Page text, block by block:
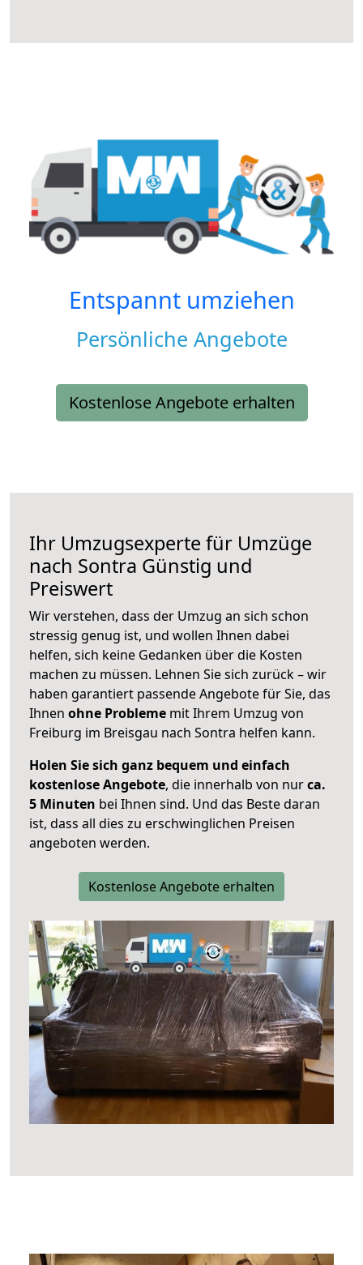
Entspannt umziehen
Persönliche Angebote
Kostenlose Angebote erhalten
Ihr Umzugsexperte für Umzüge
nach Sontra Günstig und
Preiswert
Wir verstehen, dass der Umzug an sich schon
stressig genug ist, und wollen Ihnen dabei
helfen, sich keine Gedanken über die Kosten
machen zu müssen. Lehnen Sie sich zurück – wir
haben garantiert passende Angebote für Sie, das
Ihnen ohne Probleme mit Ihrem Umzug von
Freiburg im Breisgau nach Sontra helfen kann.
Holen Sie sich ganz bequem und einfach
kostenlose Angebote, die innerhalb von nurca.
5 Minuten bei Ihnen sind. Und das Beste daran
ist, dass all dies zu erschwinglichen Preisen
angeboten werden.
Kostenlose Angebote erhalten